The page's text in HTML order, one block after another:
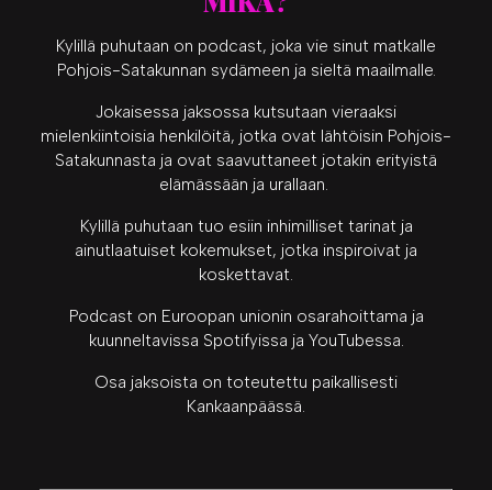
Kylillä puhutaan on podcast, joka vie sinut matkalle
Pohjois-Satakunnan sydämeen ja sieltä maailmalle.
Jokaisessa jaksossa kutsutaan vieraaksi
mielenkiintoisia henkilöitä, jotka ovat lähtöisin Pohjois-
Satakunnasta ja ovat saavuttaneet jotakin erityistä
elämässään ja urallaan.
Kylillä puhutaan tuo esiin inhimilliset tarinat ja
ainutlaatuiset kokemukset, jotka inspiroivat ja
koskettavat.
Podcast on Euroopan unionin osarahoittama ja
kuunneltavissa Spotifyissa ja YouTubessa.
Osa jaksoista on toteutettu paikallisesti
Kankaanpäässä.